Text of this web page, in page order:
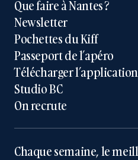
Que faire à Nantes ?
Newsletter
Pochettes du Kiff
Passeport de l’apéro
Télécharger l’application
Studio BC
On recrute
Chaque semaine, le